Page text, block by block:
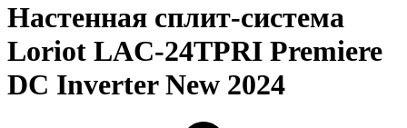
Настенная сплит-система
Loriot LAC-24TPRI Premiere
DC Inverter New 2024